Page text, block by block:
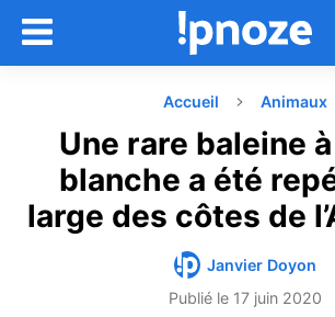
Accueil Animaux
Une rare baleine
blanche a été
large des côtes de
Janvier Doyon
Publié le 17 juin 2020